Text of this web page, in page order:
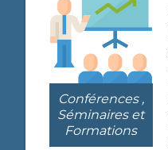
Conférences ,
Séminaires et
Formations